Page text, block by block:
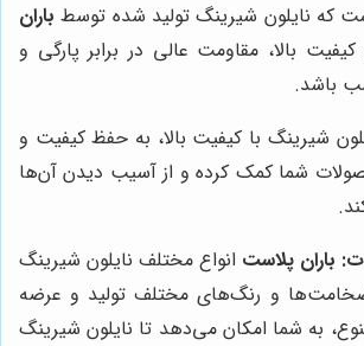
که نایلون شیرینگ تولید شده توسط باران
کیفیت بالا، مقاومت عالی در برابر پارگی و
باشد.
شیرینگ با کیفیت بالا، به حفظ کیفیت و
شما کمک کرده و از آسیب دیدن آن‌ها
باران پلاست انواع مختلف نایلون شیرینگ
ضخامت‌ها و رنگ‌های مختلف تولید و عرضه
به شما امکان می‌دهد تا نایلون شیرینگ